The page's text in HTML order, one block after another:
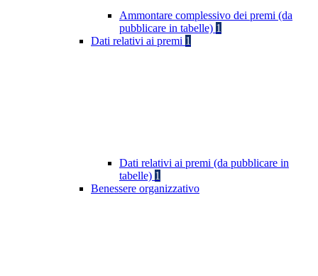
Ammontare complessivo dei premi (da
pubblicare in tabelle) 1
Dati relativi ai premi 1
Dati relativi ai premi (da pubblicare in
tabelle) 1
Benessere organizzativo